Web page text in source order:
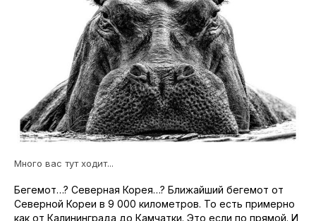
Много вас тут ходит...
Бегемот…? Северная Корея…? Ближайший бегемот от
Северной Кореи в 9 000 километров. То есть примерно
как от Калининграда до Камчатки. Это если по прямой. И